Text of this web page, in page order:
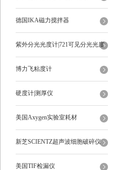
德国IKA磁力搅拌器
紫外分光光度计|721可见分光光度
计
博力飞粘度计
硬度计|测厚仪
美国Axygen实验室耗材
新芝SCIENTZ超声波细胞破碎仪
美国TIF检漏仪